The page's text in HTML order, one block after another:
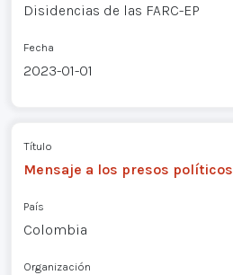
Disidencias de las FARC-EP
Fecha
2023-01-01
Título
Mensaje a los presos políticos
País
Colombia
Organización